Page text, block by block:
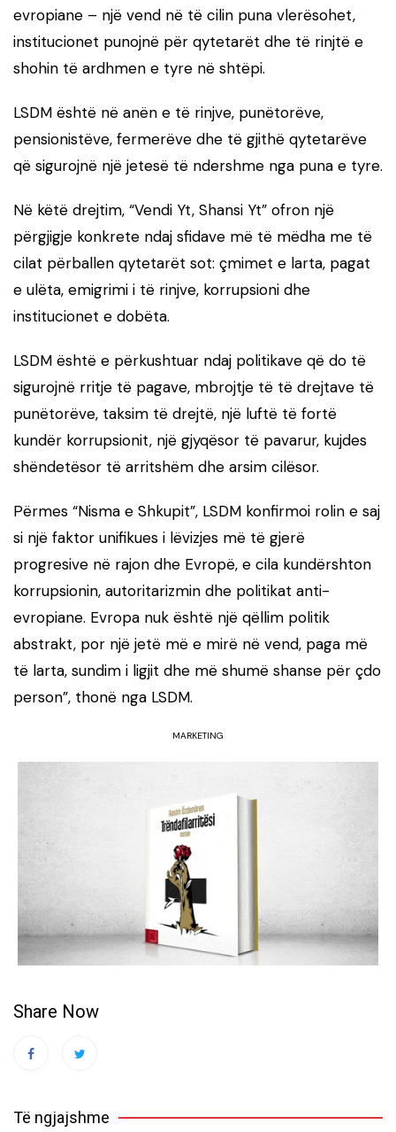
evropiane – një vend në të cilin puna vlerësohet,
institucionet punojnë për qytetarët dhe të rinjtë e
shohin të ardhmen e tyre në shtëpi.
LSDM është në anën e të rinjve, punëtorëve,
pensionistëve, fermerëve dhe të gjithë qytetarëve
që sigurojnë një jetesë të ndershme nga puna e tyre.
Në këtë drejtim, “Vendi Yt, Shansi Yt” ofron një
përgjigje konkrete ndaj sfidave më të mëdha me të
cilat përballen qytetarët sot: çmimet e larta, pagat
e ulëta, emigrimi i të rinjve, korrupsioni dhe
institucionet e dobëta.
LSDM është e përkushtuar ndaj politikave që do të
sigurojnë rritje të pagave, mbrojtje të të drejtave të
punëtorëve, taksim të drejtë, një luftë të fortë
kundër korrupsionit, një gjyqësor të pavarur, kujdes
shëndetësor të arritshëm dhe arsim cilësor.
Përmes “Nisma e Shkupit”, LSDM konfirmoi rolin e saj
si një faktor unifikues i lëvizjes më të gjerë
progresive në rajon dhe Evropë, e cila kundërshton
korrupsionin, autoritarizmin dhe politikat anti-
evropiane. Evropa nuk është një qëllim politik
abstrakt, por një jetë më e mirë në vend, paga më
të larta, sundim i ligjit dhe më shumë shanse për çdo
person”, thonë nga LSDM.
MARKETING
Share Now
Të ngjajshme